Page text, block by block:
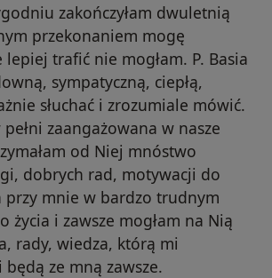
zakończyłam dwuletnią
przekonaniem mogę
lepiej trafić nie mogłam. P. Basia
sympatyczną, ciepłą,
słuchać i zrozumiale mówić.
pełni zaangażowana w nasze
od Niej mnóstwo
dobrych rad, motywacji do
przy mnie w bardzo trudnym
życia i zawsze mogłam na Nią
rady, wiedza, którą mi
będą ze mną zawsze.